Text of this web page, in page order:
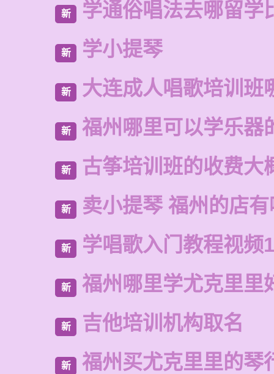
新 学通俗唱法去哪留学
新 学小提琴
新 大连成人唱歌培训班
新 福州哪里可以学乐器
新 古筝培训班的收费大
新 卖小提琴 福州的店
新 学唱歌入门教程视频
新 福州哪里学尤克里里
新 吉他培训机构取名
新 福州买尤克里里的琴